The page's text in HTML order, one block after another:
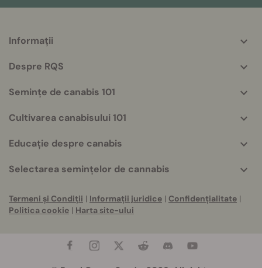
info
Informații
Despre RQS
Semințe de canabis 101
Cultivarea canabisului 101
Educație despre canabis
Selectarea semințelor de cannabis
Termeni și Condiții | Informații juridice | Confidențialitate |
Politica cookie | Harta site-ului